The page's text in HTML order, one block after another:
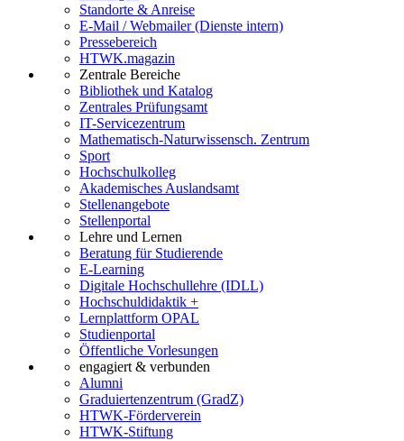
Standorte & Anreise
E-Mail / Webmailer (Dienste intern)
Pressebereich
HTWK.magazin
Zentrale Bereiche
Bibliothek und Katalog
Zentrales Prüfungsamt
IT-Servicezentrum
Mathematisch-Naturwissensch. Zentrum
Sport
Hochschulkolleg
Akademisches Auslandsamt
Stellenangebote
Stellenportal
Lehre und Lernen
Beratung für Studierende
E-Learning
Digitale Hochschullehre (IDLL)
Hochschuldidaktik +
Lernplattform OPAL
Studienportal
Öffentliche Vorlesungen
engagiert & verbunden
Alumni
Graduiertenzentrum (GradZ)
HTWK-Förderverein
HTWK-Stiftung